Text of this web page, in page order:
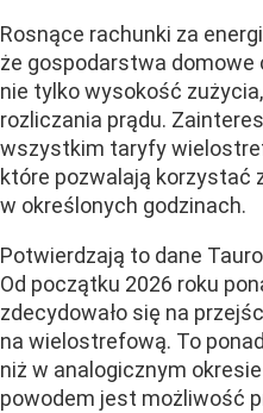
Rosnące rachunki za
że gospodarstwa domowe
nie tylko wysokość
rozliczania prądu.
wszystkim taryfy
które pozwalają korzystać
w określonych godzinach.
Potwierdzają to dane
Od początku 2026 roku
zdecydowało się na
na wielostrefową. To
niż w analogicznym okresie
powodem jest możliwość